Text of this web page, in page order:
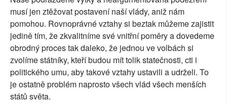
musí jen ztěžovat postavení naší vlády, aniž nám
pomohou. Rovnoprávné vztahy si beztak můžeme zajistit
jedině tím, že zkvalitníme své vnitřní poměry a dovedeme
obrodný proces tak daleko, že jednou ve volbách si
zvolíme státníky, kteří budou mít tolik statečnosti, cti i
politického umu, aby takové vztahy ustavili a udrželi. To
je ostatně problém naprosto všech vlád všech menších
států světa.